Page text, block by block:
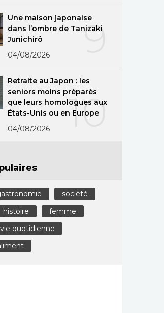
9
Une maison japonaise
dans l’ombre de Tanizaki
Junichirô
04/08/2026
10
Retraite au Japon : les
seniors moins préparés
que leurs homologues aux
États-Unis ou en Europe
04/08/2026
société
histoire
femme
vie quotidienne